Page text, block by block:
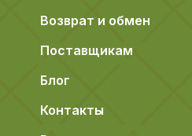
Возврат и обмен
Поставщикам
Блог
Контакты